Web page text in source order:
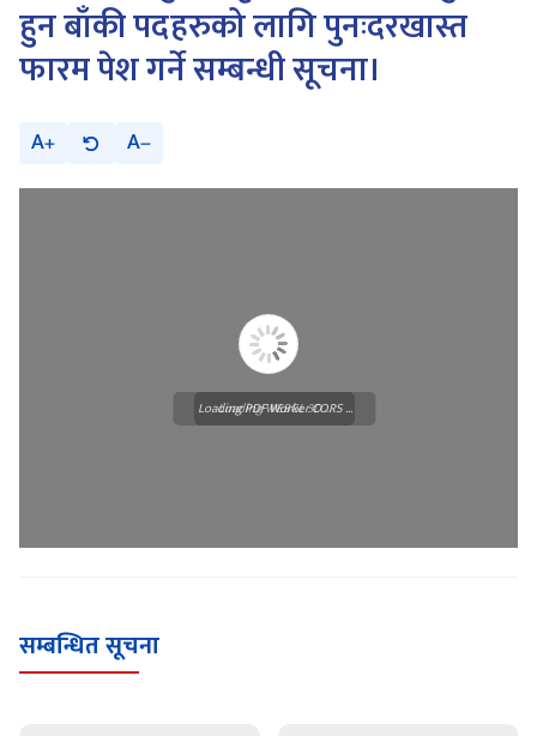
हुन बाँकी पदहरुको लागि पुनःदरखास्त
फारम पेश गर्ने सम्बन्धी सूचना।
A A
Loading WEBGL 3D ...
Loading PDF Worker CORS ...
सम्बन्धित सूचना